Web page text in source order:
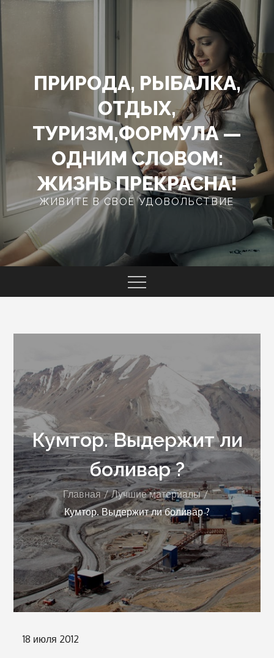
ПРИРОДА, РЫБАЛКА,
ОТДЫХ,
ТУРИЗМ,ФОРМУЛА —
ОДНИМ СЛОВОМ:
ЖИЗНЬ ПРЕКРАСНА!
ЖИВИТЕ В СВОЁ УДОВОЛЬСТВИЕ
Кумтор. Выдержит ли
боливар ?
Главная
Лучшие материалы
Кумтор. Выдержит ли боливар ?
Опубликовано
18 июля 2012